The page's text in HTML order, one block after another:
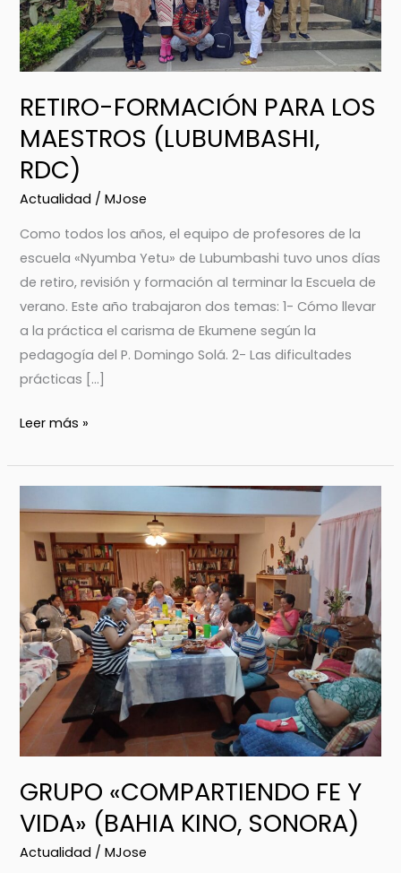
RETIRO-FORMACIÓN PARA LOS
MAESTROS (LUBUMBASHI,
RDC)
Actualidad /MJose
Como todos los años, el equipo de profesores de la
escuela «Nyumba Yetu» de Lubumbashi tuvo unos días
de retiro, revisión y formación al terminar la Escuela de
verano. Este año trabajaron dos temas: 1- Cómo llevar
a la práctica el carisma de Ekumene según la
pedagogía del P. Domingo Solá. 2- Las dificultades
prácticas […]
MAESTROS
(LUBUMBASHI,
RDC)
Leer más »
GRUPO «COMPARTIENDO FE Y
VIDA» (BAHIA KINO, SONORA)
Actualidad /MJose
«COMPARTIENDO
VIDA»
(BAHIA
KINO,
SONORA)